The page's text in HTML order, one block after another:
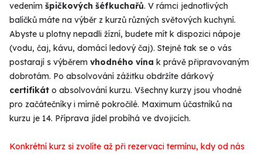
vedením špičkových šéfkuchařů. V rámci jednotlivých
balíčků máte na výběr z kurzů různých světových kuchyní.
Abyste u plotny nepadli žízní, budete mít k dispozici nápoje
(vodu, čaj, kávu, domácí ledový čaj). Stejně tak se o vás
postarají s výběrem vhodného vína k právě připravovaným
dobrotám. Po absolvování zážitku obdržíte dárkový
certifikát o absolvování kurzu. Všechny kurzy jsou vhodné
pro začátečníky i mírně pokročilé. Maximum účastníků na
kurzu je 14. Příprava jídel probíhá ve dvojicích.
Konkrétní kurz si zvolíte až při rezervaci termínu, kdy od nás